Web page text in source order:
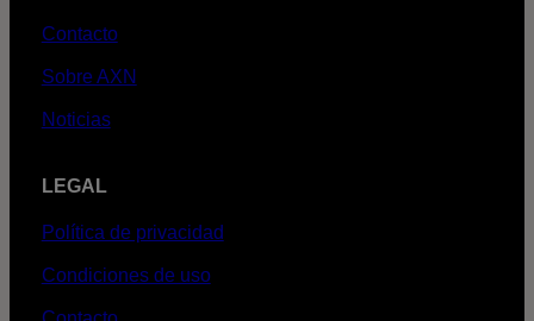
Contacto
Sobre AXN
Noticias
LEGAL
Política de privacidad
Condiciones de uso